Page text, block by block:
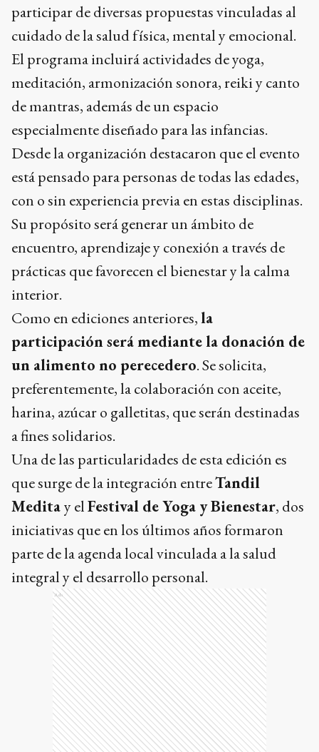
participar de diversas propuestas vinculadas al
cuidado de la salud física, mental y emocional.
El programa incluirá actividades de yoga,
meditación, armonización sonora, reiki y canto
de mantras, además de un espacio
especialmente diseñado para las infancias.
Desde la organización destacaron que el evento
está pensado para personas de todas las edades,
con o sin experiencia previa en estas disciplinas.
Su propósito será generar un ámbito de
encuentro, aprendizaje y conexión a través de
prácticas que favorecen el bienestar y la calma
interior.
Como en ediciones anteriores,la
participación será mediante la donación de
un alimento no perecedero. Se solicita,
preferentemente, la colaboración con aceite,
harina, azúcar o galletitas, que serán destinadas
a fines solidarios.
Una de las particularidades de esta edición es
que surge de la integración entreTandil
Meditay elFestival de Yoga y Bienestar, dos
iniciativas que en los últimos años formaron
parte de la agenda local vinculada a la salud
integral y el desarrollo personal.
Ads